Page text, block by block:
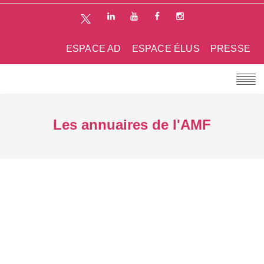
PRESSE
ESPACE ÉLUS
ESPACE AD
Les annuaires de l'AMF